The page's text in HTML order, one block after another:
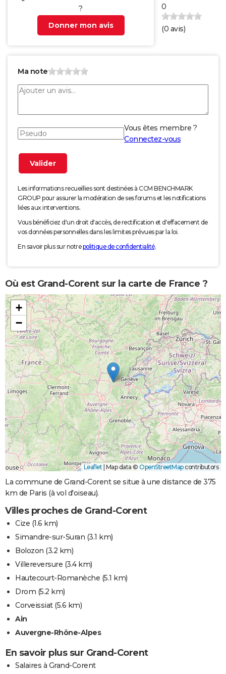
?
Donner mon avis
0
(0 avis)
Ma note
Vous êtes membre ?
Connectez-vous
Les informations recueillies sont destinées à CCM BENCHMARK
GROUP pour assurer la modération de ses forums et les notifications
liées aux interventions.
Vous bénéficiez d'un droit d'accès, de rectification et d'effacement de
vos données personnelles dans les limites prévues par la loi.
En savoir plus sur notrepolitique de confidentialité.
Où est Grand-Corent sur la carte de France ?
+
−
Leaflet Map data © OpenStreetMapcontributors
La commune de Grand-Corent se situe à une distance de 375
km de Paris (à vol d'oiseau).
Villes proches de Grand-Corent
Cize (1.6 km)
Simandre-sur-Suran (3.1 km)
Bolozon (3.2 km)
Villereversure (3.4 km)
Hautecourt-Romanèche (5.1 km)
Drom (5.2 km)
Corveissiat(5.6 km)
Ain
Auvergne-Rhône-Alpes
En savoir plus sur Grand-Corent
Salaires à Grand-Corent